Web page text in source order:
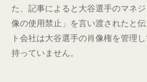
た、記事によると大谷選手のマネ
像の使用禁止」を言い渡されたと
ト会社は大谷選手の肖像権を管理
持っていません。